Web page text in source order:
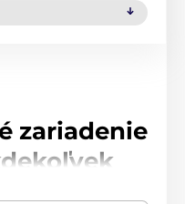
zariadenie
verziu svojho